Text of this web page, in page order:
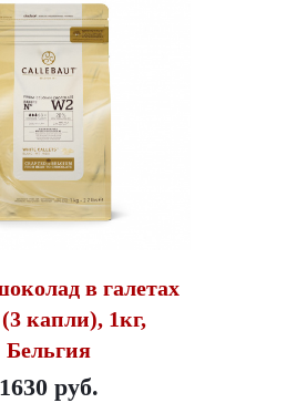
в галетах
капли), 1кг,
Бельгия
1630 руб.